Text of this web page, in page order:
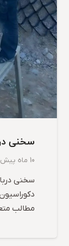
سخنی
10 ماه پیش
سخنی
مطالب